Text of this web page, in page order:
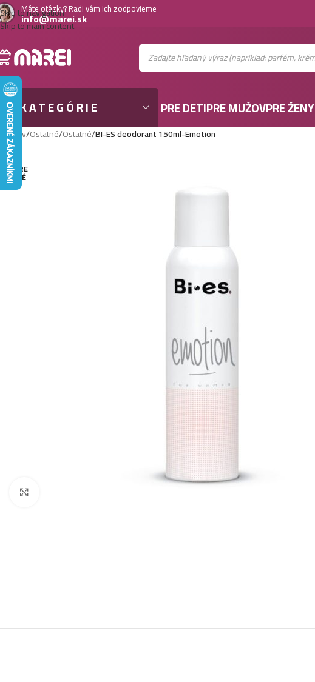
Skip to navigation
Skip to main content
Máte otázky? Radi vám ich zodpovieme
info@marei.sk
KATEGÓRIE PRE DETIPRE MUŽOVPRE ŽENY
Domov/Ostatné/Ostatné/BI-ES deodorant 150ml-Emotion
VYPRE
DANÉ